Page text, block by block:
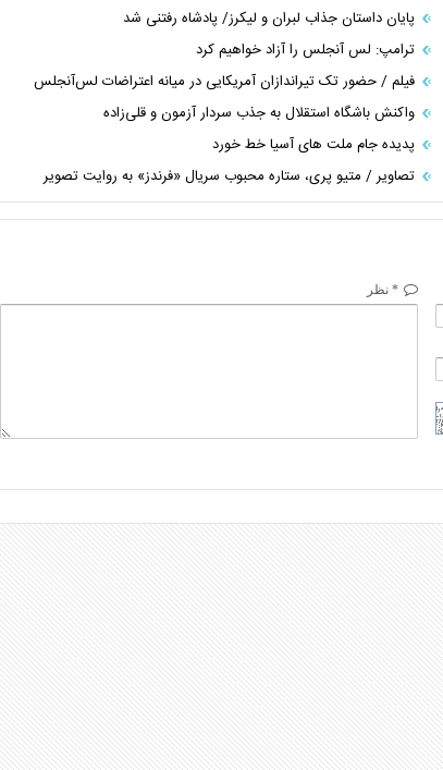
پایان داستان جذاب لبران و لیکرز/ پادشاه رفتنی شد
ترامپ: لس آنجلس را آزاد خواهیم کرد
فیلم / حضور تک تیراندازان آمریکایی در میانه اعتراضات لس‌آنجلس
واکنش باشگاه استقلال به جذب سردار آزمون و قلی‌زاده
پدیده جام ملت های آسیا خط خورد
تصاویر / متیو پری، ستاره محبوب سریال «فرندز» به روایت تصویر
* نظر